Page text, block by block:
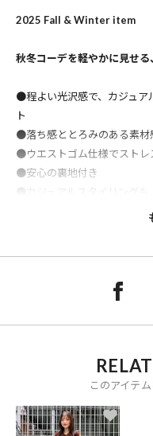
2025 Fall & Winter item
秋冬コーデを軽やかに見せ
●程よい光沢感で、カジュア
ト
●落ち感ととろみのある素
●ウエストゴム仕様でストレ
●安心の裏地付き
●同シリーズでセットアップ
サテン イージーフレアスカ
おすすめコーディネート
カジュアルなカットソーや、
カジュアルスタイルがおすす
このアイテ